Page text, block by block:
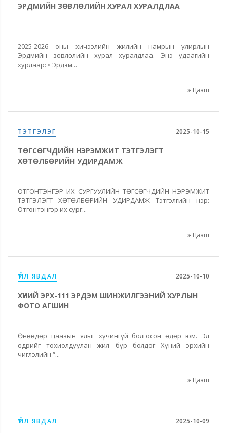
ЭРДМИЙН ЗӨВЛӨЛИЙН ХУРАЛ ХУРАЛДЛАА
2025-2026 оны хичээлийн жилийн намрын улирлын
Эрдмийн зөвлөлийн хурал хуралдлаа. Энэ удаагийн
хурлаар: • Эрдэм...
Цааш
ТЭТГЭЛЭГ 2025-10-15
ТӨГСӨГЧДИЙН НЭРЭМЖИТ ТЭТГЭЛЭГТ
ХӨТӨЛБӨРИЙН УДИРДАМЖ
ОТГОНТЭНГЭР ИХ СУРГУУЛИЙН ТӨГСӨГЧДИЙН НЭРЭМЖИТ
ТЭТГЭЛЭГТ ХӨТӨЛБӨРИЙН УДИРДАМЖ Тэтгэлгийн нэр:
Отгонтэнгэр их сург...
Цааш
ҮЙЛ ЯВДАЛ 2025-10-10
ХҮНИЙ ЭРХ-111 ЭРДЭМ ШИНЖИЛГЭЭНИЙ ХУРЛЫН
ФОТО АГШИН
Өнөөдөр цаазын ялыг хүчингүй болгосон өдөр юм. Эл
өдрийг тохиолдуулан жил бүр болдог Хүний эрхийн
чиглэлийн “...
Цааш
ҮЙЛ ЯВДАЛ 2025-10-09